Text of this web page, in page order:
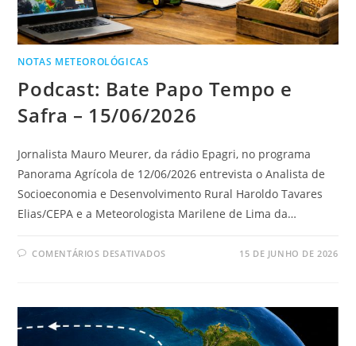
NOTAS METEOROLÓGICAS
Podcast: Bate Papo Tempo e
Safra – 15/06/2026
Jornalista Mauro Meurer, da rádio Epagri, no programa
Panorama Agrícola de 12/06/2026 entrevista o Analista de
Socioeconomia e Desenvolvimento Rural Haroldo Tavares
Elias/CEPA e a Meteorologista Marilene de Lima da…
COMENTÁRIOS DESATIVADOS 15 DE JUNHO DE 2026